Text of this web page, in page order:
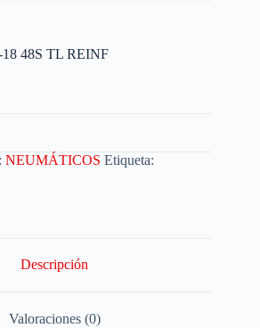
48S TL REINF
NEUMÁTICOS Etiqueta:
Descripción
Valoraciones (0)